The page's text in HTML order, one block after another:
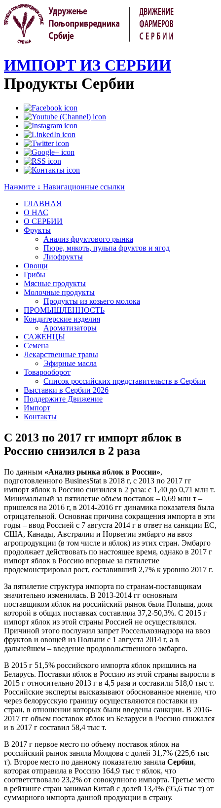
ИМПОРТ ИЗ СЕРБИИ
Продукты Сербии
Нажмите ↓ Навигационные ссылки
ГЛАВНАЯ
О НАС
O СЕРБИИ
Фрукты
Анализ фруктового рынка
Пюре, мякоть, пульпа фруктов и ягод
Лиофрукты
Овощи
Грибы
Мясные продукты
Молочные продукты
Продукты из козьего молока
ПРОМЫШЛЕННОСТЬ
Кондитерские изделия
Ароматизаторы
САЖЕНЦЫ
Семена
Лекарственные травы
Эфирные масла
Товарооборот
Список российских представительств в Сербии
Выставки в Сербии 2026
Поддержите Движение
Импорт
Контакты
С 2013 по 2017 гг импорт яблок в
Россию снизился в 2 раза
По данным «Анализ рынка яблок в России»,
подготовленного BusinesStat в 2018 г, с 2013 по 2017 гг
импорт яблок в Россию снизился в 2 раза: c 1,40 до 0,71 млн т.
Минимальный за пятилетие объем поставок – 0,69 млн т –
пришелся на 2016 г, в 2014-2016 гг динамика показателя была
отрицательной. Основная причина сокращения импорта в эти
годы – ввод Россией с 7 августа 2014 г в ответ на санкции ЕС,
США, Канады, Австралии и Норвегии эмбарго на ввоз
агропродукции (в том числе и яблок) из этих стран. Эмбарго
продолжает действовать по настоящее время, однако в 2017 г
импорт яблок в Россию впервые за пятилетие
продемонстрировал рост, составивший 2,7% к уровню 2017 г.
За пятилетие структура импорта по странам-поставщикам
значительно изменилась. В 2013-2014 гг основным
поставщиком яблок на российский рынок была Польша, доля
которой в общих поставках составляла 37,2-50,3%. С 2015 г
импорт яблок из этой страны Россией не осуществлялся.
Причиной этого послужил запрет Россельхознадзора на ввоз
фруктов и овощей из Польши с 1 августа 2014 г, а в
дальнейшем – введение продовольственного эмбарго.
В 2015 г 51,5% российского импорта яблок пришлись на
Беларусь. Поставки яблок в Россию из этой страны выросли в
2015 г относительно 2013 г в 4,5 раза и составили 518,0 тыс т.
Российские эксперты высказывают обоснованное мнение, что
через белорусскую границу осуществляются поставки из
стран, в отношении которых были введены санкции. В 2016-
2017 гг объем поставок яблок из Беларуси в Россию снижался
и в 2017 г составил 58,4 тыс т.
В 2017 г первое место по объему поставок яблок на
российский рынок заняла Молдова с долей 31,7% (225,6 тыс
т). Второе место по данному показателю заняла Сербия,
которая отправила в Россию 164,9 тыс т яблок, что
соответствовало 23,2% от совокупного импорта. Третье место
в рейтинге стран занимал Китай с долей 13,4% (95,6 тыс т) от
суммарного импорта данной продукции в страну.